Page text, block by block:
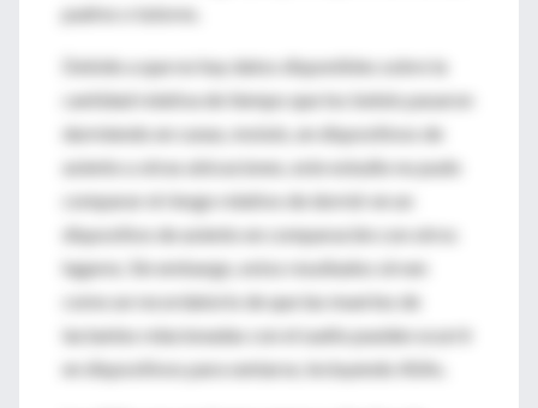
padres o tutores.
Debido a que no hay datos disponibles sobre la
cantidad relativa de tiempo que los bebés pasaron
durmiendo en cunas, moisés, en dispositivos de
asiento u otras ubicaciones, este estudio no pudo
comparar el riesgo relativo de dormir en un
dispositivo de asiento en comparación con otros
lugares. Sin embargo, estos resultados sirven
como un recordatorio de que las muertes de
lactantes relacionadas con el sueño pueden ocurrir
en dispositivos para sentarse, incluyendo ASAs.